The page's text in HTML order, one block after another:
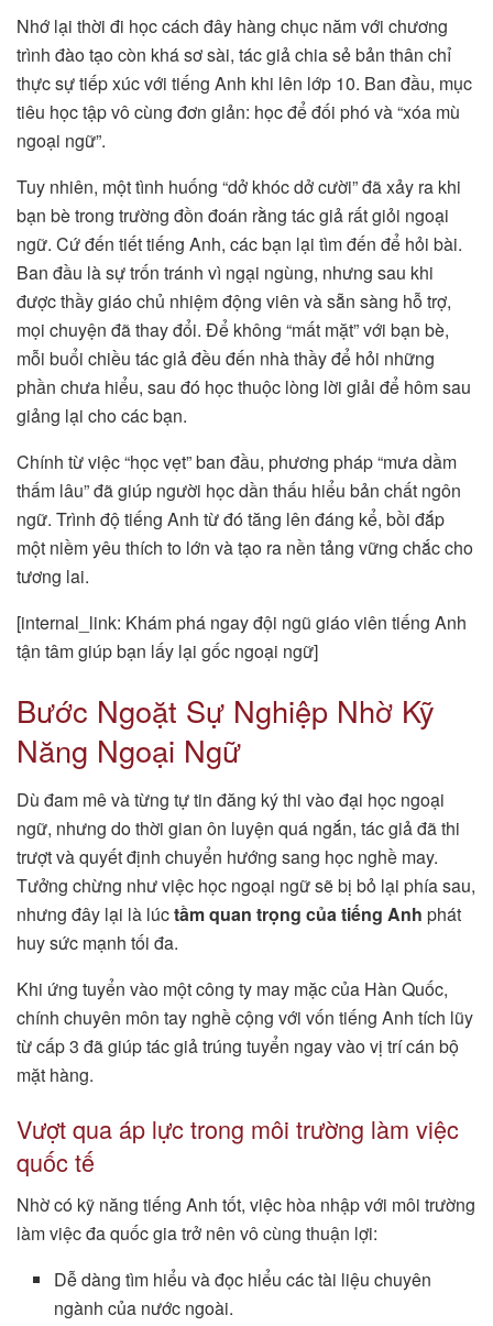
Nhớ lại thời đi học cách đây hàng chục năm với chương
trình đào tạo còn khá sơ sài, tác giả chia sẻ bản thân chỉ
thực sự tiếp xúc với tiếng Anh khi lên lớp 10. Ban đầu, mục
tiêu học tập vô cùng đơn giản: học để đối phó và “xóa mù
ngoại ngữ”.
Tuy nhiên, một tình huống “dở khóc dở cười” đã xảy ra khi
bạn bè trong trường đồn đoán rằng tác giả rất giỏi ngoại
ngữ. Cứ đến tiết tiếng Anh, các bạn lại tìm đến để hỏi bài.
Ban đầu là sự trốn tránh vì ngại ngùng, nhưng sau khi
được thầy giáo chủ nhiệm động viên và sẵn sàng hỗ trợ,
mọi chuyện đã thay đổi. Để không “mất mặt” với bạn bè,
mỗi buổi chiều tác giả đều đến nhà thầy để hỏi những
phần chưa hiểu, sau đó học thuộc lòng lời giải để hôm sau
giảng lại cho các bạn.
Chính từ việc “học vẹt” ban đầu, phương pháp “mưa dầm
thấm lâu” đã giúp người học dần thấu hiểu bản chất ngôn
ngữ. Trình độ tiếng Anh từ đó tăng lên đáng kể, bồi đắp
một niềm yêu thích to lớn và tạo ra nền tảng vững chắc cho
tương lai.
[internal_link: Khám phá ngay đội ngũ giáo viên tiếng Anh
tận tâm giúp bạn lấy lại gốc ngoại ngữ]
Bước Ngoặt Sự Nghiệp Nhờ Kỹ
Năng Ngoại Ngữ
Dù đam mê và từng tự tin đăng ký thi vào đại học ngoại
ngữ, nhưng do thời gian ôn luyện quá ngắn, tác giả đã thi
trượt và quyết định chuyển hướng sang học nghề may.
Tưởng chừng như việc học ngoại ngữ sẽ bị bỏ lại phía sau,
nhưng đây lại là lúctầm quan trọng của tiếng Anh phát
huy sức mạnh tối đa.
Khi ứng tuyển vào một công ty may mặc của Hàn Quốc,
chính chuyên môn tay nghề cộng với vốn tiếng Anh tích lũy
từ cấp 3 đã giúp tác giả trúng tuyển ngay vào vị trí cán bộ
mặt hàng.
Vượt qua áp lực trong môi trường làm việc
quốc tế
Nhờ có kỹ năng tiếng Anh tốt, việc hòa nhập với môi trường
làm việc đa quốc gia trở nên vô cùng thuận lợi:
Dễ dàng tìm hiểu và đọc hiểu các tài liệu chuyên
ngành của nước ngoài.